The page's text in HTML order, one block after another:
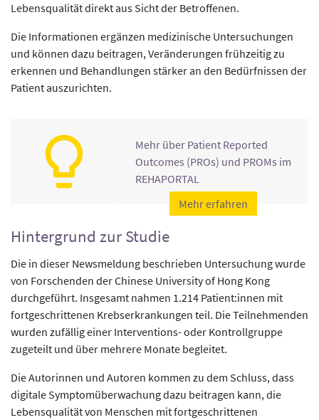
Lebensqualität direkt aus Sicht der Betroffenen.
Die Informationen ergänzen medizinische Untersuchungen
und können dazu beitragen, Veränderungen frühzeitig zu
erkennen und Behandlungen stärker an den Bedürfnissen der
Patient auszurichten.
Mehr über Patient Reported
Outcomes (PROs) und PROMs im
REHAPORTAL
Mehr erfahren
Hintergrund zur Studie
Die in dieser Newsmeldung beschrieben Untersuchung wurde
von Forschenden der Chinese University of Hong Kong
durchgeführt. Insgesamt nahmen 1.214 Patient:innen mit
fortgeschrittenen Krebserkrankungen teil. Die Teilnehmenden
wurden zufällig einer Interventions- oder Kontrollgruppe
zugeteilt und über mehrere Monate begleitet.
Die Autorinnen und Autoren kommen zu dem Schluss, dass
digitale Symptomüberwachung dazu beitragen kann, die
Lebensqualität von Menschen mit fortgeschrittenen